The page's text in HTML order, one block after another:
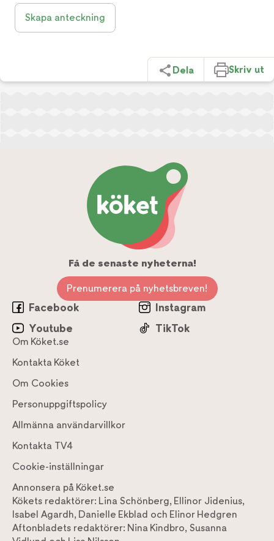
Skapa anteckning
Dela Skriv ut
Få de senaste nyheterna!
Prenumerera på nyhetsbreven!
Facebook
Instagram
Youtube
TikTok
Om Köket.se
Kontakta Köket
Om Cookies
Personuppgiftspolicy
Allmänna användarvillkor
Kontakta TV4
Cookie-inställningar
Annonsera på Köket.se
Kökets redaktörer: Lina Schönberg, Ellinor Jidenius,
Isabel Agardh, Danielle Ekblad och Elinor Hedgren
Aftonbladets redaktörer: Nina Kindbro, Susanna